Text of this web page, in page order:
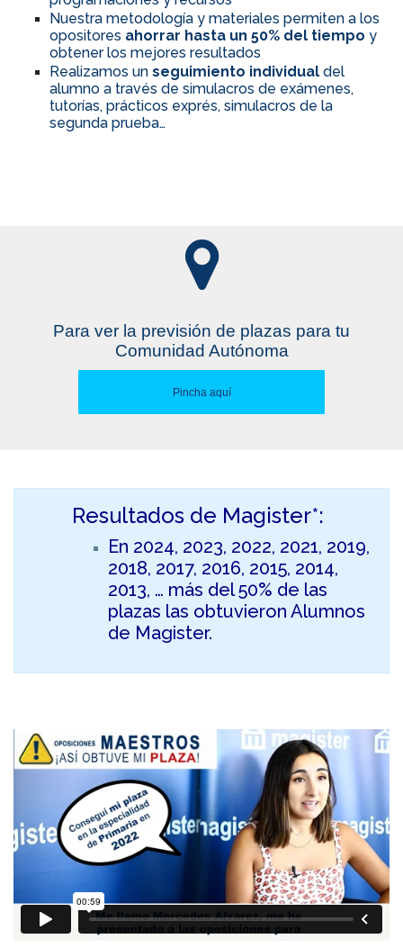
Nuestra metodología y materiales permiten a los
opositores ahorrar hasta un 50% del tiempo y
obtener los mejores resultados
Realizamos un seguimiento individual del
alumno a través de simulacros de exámenes,
tutorías, prácticos exprés, simulacros de la
segunda prueba…
Para ver la previsión de plazas para tu
Comunidad Autónoma
Pincha aquí
Resultados de Magister*:
En 2024, 2023, 2022, 2021, 2019,
2018, 2017, 2016, 2015, 2014,
2013, … más del 50% de las
plazas las obtuvieron Alumnos
de Magister.